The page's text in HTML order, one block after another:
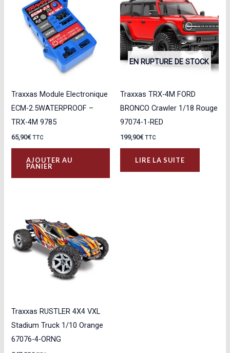
Traxxas Module Electronique
ECM-2.5WATERPROOF –
TRX-4M 9785
65,90€ TTC
AJOUTER AU
PANIER
EN RUPTURE DE STOCK
Traxxas TRX-4M FORD
BRONCO Crawler 1/18 Rouge
97074-1-RED
199,90€ TTC
LIRE LA SUITE
Traxxas RUSTLER 4X4 VXL
Stadium Truck 1/10 Orange
67076-4-ORNG